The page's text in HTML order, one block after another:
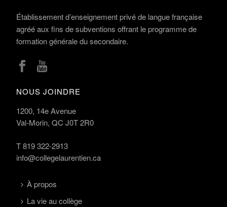
Établissement d’enseignement privé de langue française
agréé aux fins de subventions offrant le programme de
formation générale du secondaire.
NOUS JOINDRE
1200, 14e Avenue
Val-Morin, QC J0T 2R0
T819 322-2913
info@collegelaurentien.ca
À propos
La vie au collège